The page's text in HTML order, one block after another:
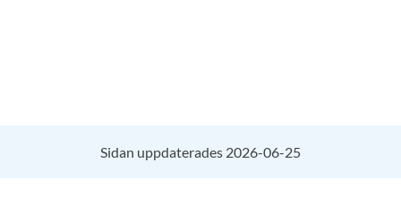
Sidan uppdaterades 2026-06-25